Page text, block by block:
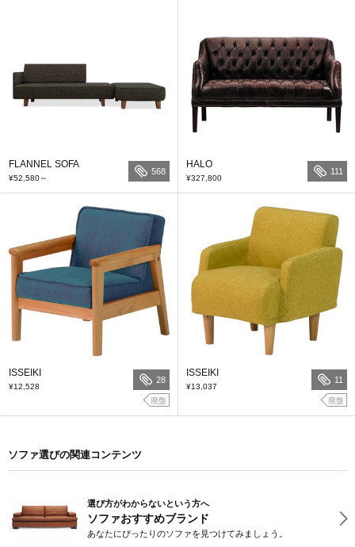
FLANNEL SOFA
¥52,580～
568
HALO
¥327,800
111
ISSEIKI
¥12,528
28
廃盤
ISSEIKI
¥13,037
11
廃盤
ソファ選びの関連コンテンツ
選び方がわからないという方へ
ソファおすすめブランド
あなたにぴったりのソファを見つけてみましょう。